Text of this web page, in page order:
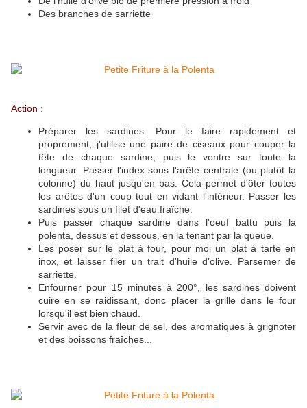
Des branches de sarriette
Action :
Préparer les sardines. Pour le faire rapidement et
proprement, j'utilise une paire de ciseaux pour couper la
tête de chaque sardine, puis le ventre sur toute la
longueur. Passer l'index sous l'arête centrale (ou plutôt la
colonne) du haut jusqu'en bas. Cela permet d'ôter toutes
les arêtes d'un coup tout en vidant l'intérieur. Passer les
sardines sous un filet d'eau fraîche.
Puis passer chaque sardine dans l'oeuf battu puis la
polenta, dessus et dessous, en la tenant par la queue.
Les poser sur le plat à four, pour moi un plat à tarte en
inox, et laisser filer un trait d'huile d'olive. Parsemer de
sarriette.
Enfourner pour 15 minutes à 200°, les sardines doivent
cuire en se raidissant, donc placer la grille dans le four
lorsqu'il est bien chaud.
Servir avec de la fleur de sel, des aromatiques à grignoter
et des boissons fraîches...